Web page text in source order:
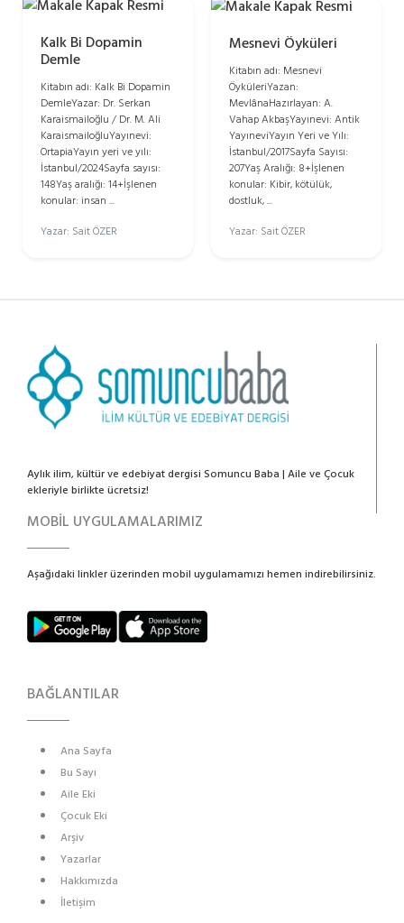
Kalk Bi Dopamin
Demle
Kitabın adı: Kalk Bi Dopamin
DemleYazar: Dr. Serkan
Karaismailoğlu / Dr. M. Ali
KaraismailoğluYayınevi:
OrtapiaYayın yeri ve yılı:
İstanbul/2024Sayfa sayısı:
148Yaş aralığı: 14+İşlenen
konular: insan ...
Yazar: Sait ÖZER
Mesnevi Öyküleri
Kitabın adı: Mesnevi
ÖyküleriYazan:
MevlânaHazırlayan: A.
Vahap AkbaşYayınevi: Antik
YayıneviYayın Yeri ve Yılı:
İstanbul/2017Sayfa Sayısı:
207Yaş Aralığı: 8+İşlenen
konular: Kibir, kötülük,
dostluk, ...
Yazar: Sait ÖZER
Aylık ilim, kültür ve edebiyat dergisi Somuncu Baba | Aile ve Çocuk
ekleriyle birlikte ücretsiz!
MOBİL UYGULAMALARIMIZ
Aşağıdaki linkler üzerinden mobil uygulamamızı hemen indirebilirsiniz.
BAĞLANTILAR
Ana Sayfa
Bu Sayı
Aile Eki
Çocuk Eki
Arşiv
Yazarlar
Hakkımızda
İletişim